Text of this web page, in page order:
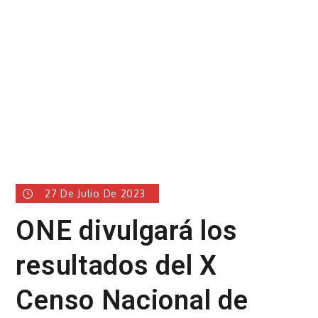
27 De Julio De 2023
ONE divulgará los
resultados del X
Censo Nacional de